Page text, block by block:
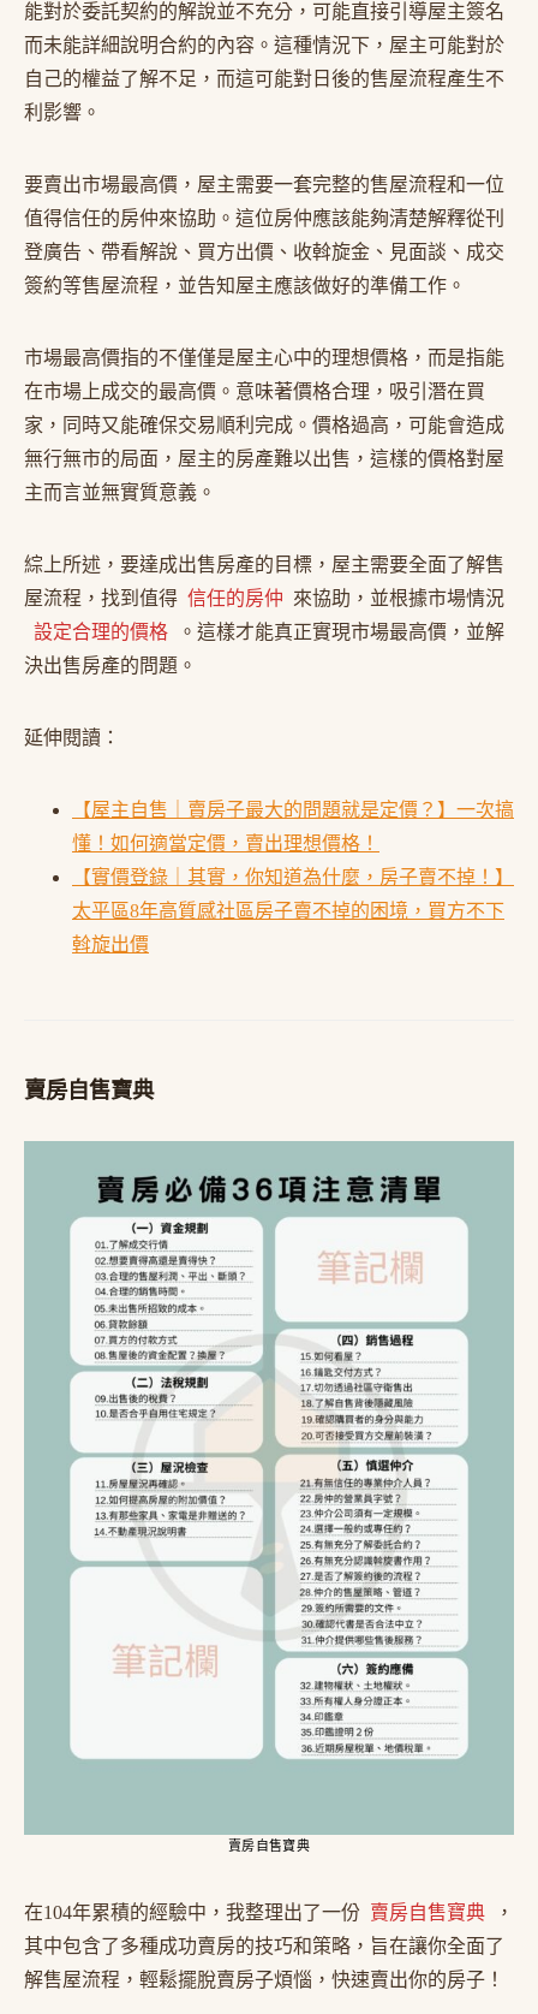
能對於委託契約的解說並不充分，可能直接引導屋主簽名
而未能詳細說明合約的內容。這種情況下，屋主可能對於
自己的權益了解不足，而這可能對日後的售屋流程產生不
利影響。
要賣出市場最高價，屋主需要一套完整的售屋流程和一位
值得信任的房仲來協助。這位房仲應該能夠清楚解釋從刊
登廣告、帶看解說、買方出價、收斡旋金、見面談、成交
簽約等售屋流程，並告知屋主應該做好的準備工作。
市場最高價指的不僅僅是屋主心中的理想價格，而是指能
在市場上成交的最高價。意味著價格合理，吸引潛在買
家，同時又能確保交易順利完成。價格過高，可能會造成
無行無市的局面，屋主的房產難以出售，這樣的價格對屋
主而言並無實質意義。
綜上所述，要達成出售房產的目標，屋主需要全面了解售
屋流程，找到值得 信任的房仲 來協助，並根據市場情況
設定合理的價格
。這樣才能真正實現市場最高價，並解
決出售房產的問題。
延伸閱讀：
【屋主自售｜賣房子最大的問題就是定價？】一次搞
懂！如何適當定價，賣出理想價格！
【實價登錄｜其實，你知道為什麼，房子賣不掉！】
太平區8年高質感社區房子賣不掉的困境，買方不下
斡旋出價
賣房自售寶典
賣房自售寶典
在104年累積的經驗中，我整理出了一份 賣房自售寶典
，
其中包含了多種成功賣房的技巧和策略，旨在讓你全面了
解售屋流程，輕鬆擺脫賣房子煩惱，快速賣出你的房子！